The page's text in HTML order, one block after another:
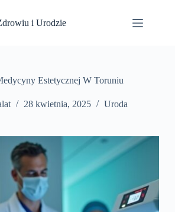
i Urodzie
Estetycznej W Toruniu
28 kwietnia, 2025 Uroda